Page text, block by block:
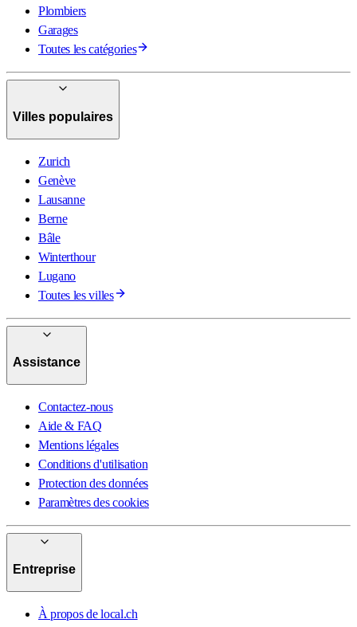
Plombiers
Garages
Toutes les catégories
Villes populaires
Zurich
Genève
Lausanne
Berne
Bâle
Winterthour
Lugano
Toutes les villes
Assistance
Contactez-nous
Aide & FAQ
Mentions légales
Conditions d'utilisation
Protection des données
Paramètres des cookies
Entreprise
À propos de local.ch